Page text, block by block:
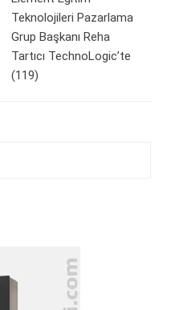
Teknolojileri Pazarlama
Grup Başkanı Reha
Tartıcı TechnoLogic’te
(119)